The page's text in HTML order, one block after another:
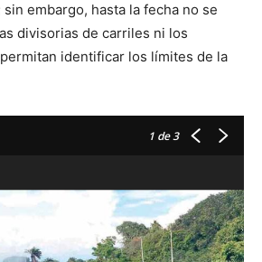
embargo, hasta la fecha no se
divisorias de carriles ni los
identificar los límites de la
1 de 3